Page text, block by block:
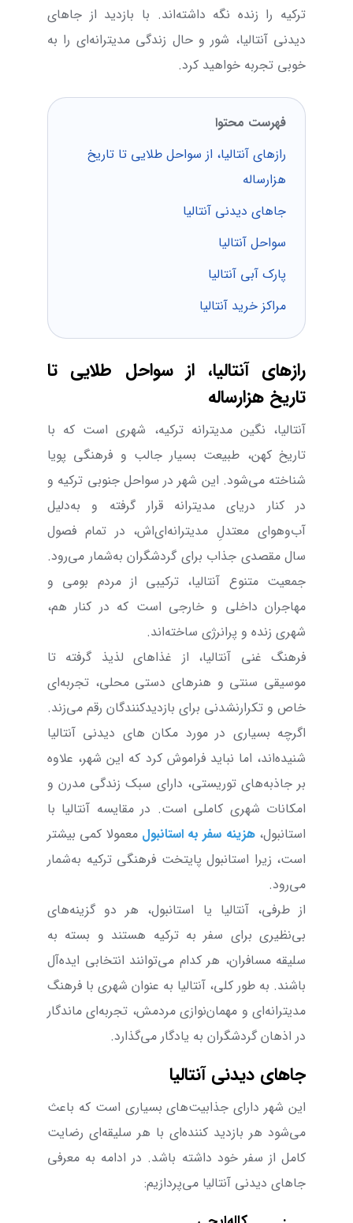
ترکیه را زنده نگه داشته‌اند. با بازدید از جاهای
دیدنی آنتالیا، شور و حال زندگی مدیترانه‌ای را به
خوبی تجربه خواهید کرد.
فهرست محتوا
رازهای آنتالیا، از سواحل طلایی تا تاریخ
هزارساله
جاهای دیدنی آنتالیا
سواحل آنتالیا
پارک آبی آنتالیا
مراکز خرید آنتالیا
رازهای آنتالیا، از سواحل طلایی تا
تاریخ هزارساله
آنتالیا، نگین مدیترانه‌ ترکیه، شهری است که با
تاریخ کهن، طبیعت بسیار جالب و فرهنگی پویا
شناخته می‌شود. این شهر در سواحل جنوبی ترکیه و
در کنار دریای مدیترانه قرار گرفته و به‌دلیل
آب‌وهوای معتدلِ مدیترانه‌ای‌اش، در تمام فصول
سال مقصدی جذاب برای گردشگران به‌شمار می‌رود.
جمعیت متنوع آنتالیا، ترکیبی از مردم بومی و
مهاجران داخلی و خارجی است که در کنار هم،
شهری زنده و پرانرژی ساخته‌اند.
فرهنگ غنی آنتالیا، از غذاهای لذیذ گرفته تا
موسیقی سنتی و هنرهای دستی محلی، تجربه‌ای
خاص و تکرارنشدنی برای بازدیدکنندگان رقم می‌زند.
اگرچه بسیاری در مورد مکان های دیدنی آنتالیا
شنیده‌اند، اما نباید فراموش کرد که این شهر، علاوه‌
بر جاذبه‌های توریستی، دارای سبک زندگی مدرن و
امکانات شهری کاملی است. در مقایسه‌ آنتالیا با
استانبول،هزینه‌ سفر به استانبول معمولا کمی بیشتر
است، زیرا استانبول پایتخت فرهنگی ترکیه به‌شمار
می‌رود.
از طرفی، آنتالیا یا استانبول، هر دو گزینه‌های
بی‌نظیری برای سفر به ترکیه هستند و بسته به
سلیقه‌ مسافران، هر کدام می‌توانند انتخابی ایده‌آل
باشند. به طور کلی، آنتالیا به عنوان شهری با فرهنگ
مدیترانه‌ای و مهمان‌نوازی مردمش، تجربه‌ای ماندگار
در اذهان گردشگران به یادگار می‌گذارد.
جاهای دیدنی آنتالیا
این شهر دارای جذابیت‌های بسیاری است که باعث
می‌شود هر بازدید کننده‌ای با هر سلیقه‌ای رضایت
کامل از سفر خود داشته باشد. در ادامه به معرفی
جاهای دیدنی آنتالیا می‌پردازیم: